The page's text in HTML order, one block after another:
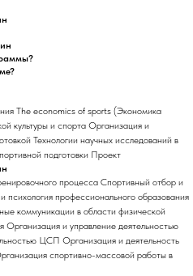
The economics of sports (Экономика
культуры и спорта Организация и
Технологии научных исследований в
подготовки Проект
процесса Спортивный отбор и
психология профессионального образования
коммуникации в области физической
Организация и управление деятельностью
ЦСП Организация и деятельность
спортивно-массовой работы в